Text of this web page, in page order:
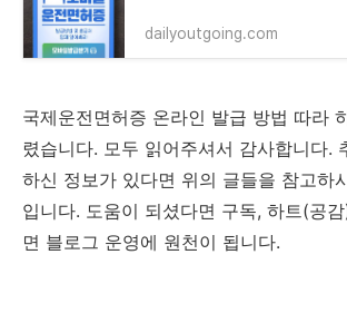
dailyoutgoing.com
국제운전면허증 온라인 발급 방법 따라
렸습니다. 모두 읽어주셔서 감사합니다.
하신 정보가 있다면 위의 글들을 참고하
입니다. 도움이 되셨다면 구독, 하트(공
면 블로그 운영에 원천이 됩니다.